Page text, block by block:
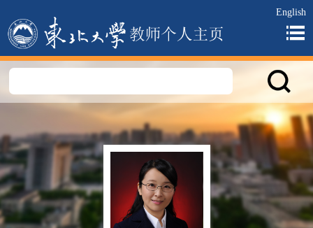
English